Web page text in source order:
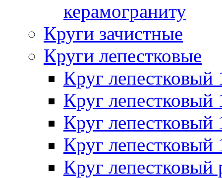
керамограниту
Круги зачистные
Круги лепестковые
Круг
Круг
Круг
Круг
Круг лепестковый